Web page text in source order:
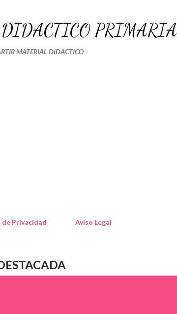
PRIMARIA
MATERIAL DIDACTICO
Privacidad Aviso Legal